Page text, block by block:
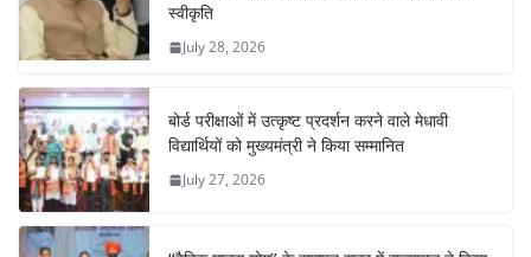
स्वीकृति
July 28, 2026
बोर्ड परीक्षाओं में उत्कृष्ट प्रदर्शन करने वाले मेधावी
विद्यार्थियों को मुख्यमंत्री ने किया सम्मानित
July 27, 2026